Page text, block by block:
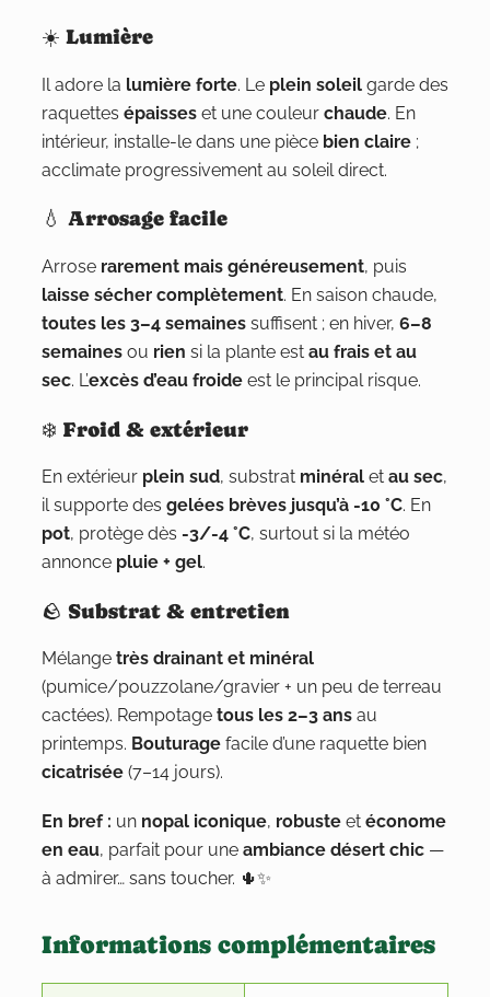
☀️ Lumière
Il adore la lumière forte. Le plein soleil garde des
raquettes épaisses et une couleur chaude. En
intérieur, installe-le dans une pièce bien claire ;
acclimate progressivement au soleil direct.
💧 Arrosage facile
Arrose rarement mais généreusement, puis
laisse sécher complètement. En saison chaude,
toutes les 3–4 semaines suffisent ; en hiver, 6–8
semaines ou rien si la plante est au frais et au
sec. L’excès d’eau froide est le principal risque.
❄️ Froid & extérieur
En extérieur plein sud, substrat minéral et au sec,
il supporte des gelées brèves jusqu’à -10 °C. En
pot, protège dès -3/-4 °C, surtout si la météo
annonce pluie + gel.
🪨 Substrat & entretien
Mélange très drainant et minéral
(pumice/pouzzolane/gravier + un peu de terreau
cactées). Rempotage tous les 2–3 ans au
printemps. Bouturage facile d’une raquette bien
cicatrisée (7–14 jours).
En bref : un nopal iconique, robuste et économe
en eau, parfait pour une ambiance désert chic —
à admirer… sans toucher. 🌵✨
Informations complémentaires